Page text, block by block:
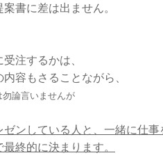
書に差は出ません。
注するかは、
容もさることながら、
勿論言いませんが
ゼンしている人と、一緒に仕
終的に決まります。